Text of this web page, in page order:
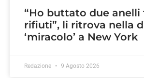
“Ho buttato due anelli
rifiuti”, li ritrova nella
‘miracolo’ a New York
Redazione 9 Agosto 2026